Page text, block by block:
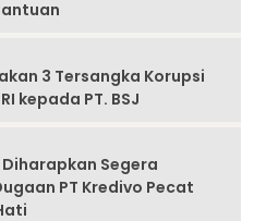
3 Tersangka Korupsi
kepada PT. BSJ
Segera
PT Kredivo Pecat